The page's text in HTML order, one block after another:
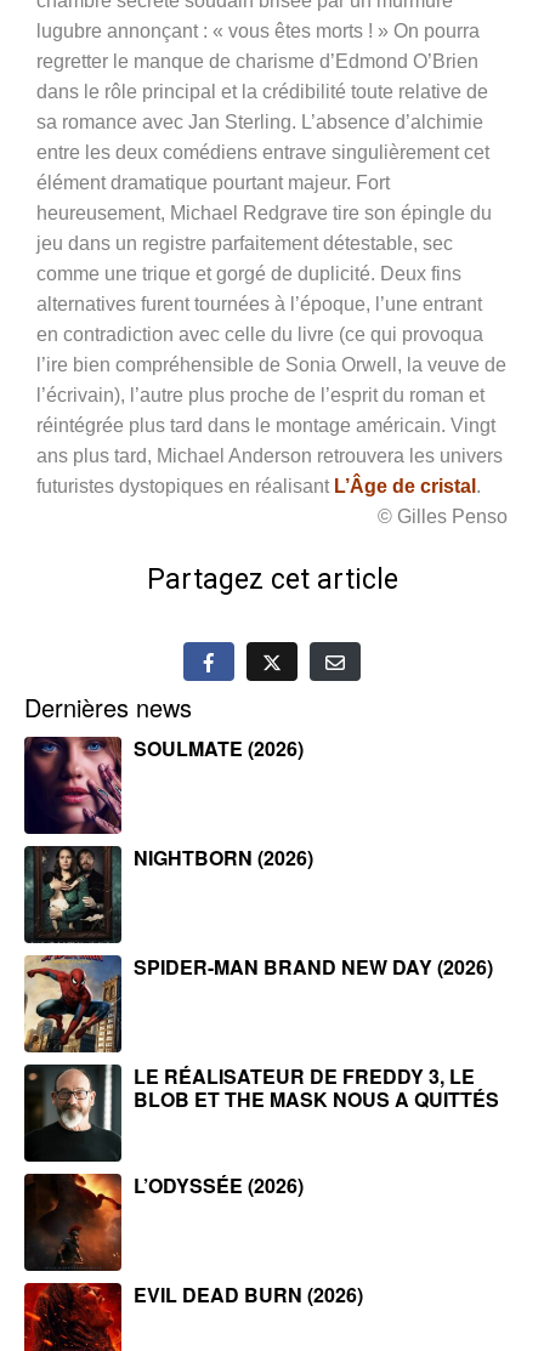
lugubre annonçant : « vous êtes morts ! » On pourra
regretter le manque de charisme d’Edmond O’Brien
dans le rôle principal et la crédibilité toute relative de
sa romance avec Jan Sterling. L’absence d’alchimie
entre les deux comédiens entrave singulièrement cet
élément dramatique pourtant majeur. Fort
heureusement, Michael Redgrave tire son épingle du
jeu dans un registre parfaitement détestable, sec
comme une trique et gorgé de duplicité. Deux fins
alternatives furent tournées à l’époque, l’une entrant
en contradiction avec celle du livre (ce qui provoqua
l’ire bien compréhensible de Sonia Orwell, la veuve de
l’écrivain), l’autre plus proche de l’esprit du roman et
réintégrée plus tard dans le montage américain. Vingt
ans plus tard, Michael Anderson retrouvera les univers
futuristes dystopiques en réalisant L’Âge de cristal .
© Gilles Penso
Partagez cet article
Dernières news
SOULMATE (2026)
NIGHTBORN (2026)
SPIDER-MAN BRAND NEW DAY (2026)
LE RÉALISATEUR DE FREDDY 3, LE
BLOB ET THE MASK NOUS A QUITTÉS
L’ODYSSÉE (2026)
EVIL DEAD BURN (2026)